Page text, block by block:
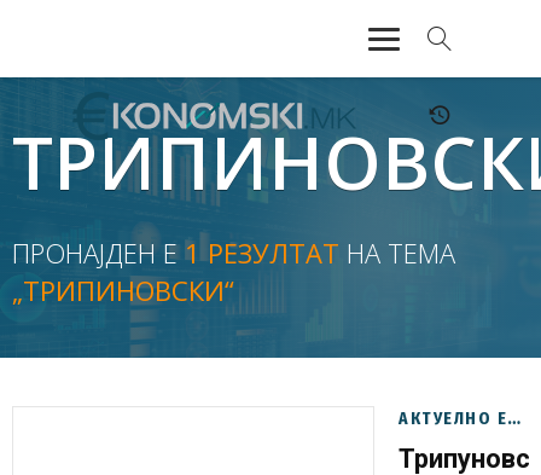
АКТУЕЛНО
ЕКОНОМИЈА
ФИНАНСИИ
БАНКАРСТВО
ЖИВОТ
ПРОНАЈДЕН Е1 РЕЗУЛТАТ НА ТЕМА
„ТРИПИНОВСКИ“
АКТУЕЛНО ЕКОНОМИЈА